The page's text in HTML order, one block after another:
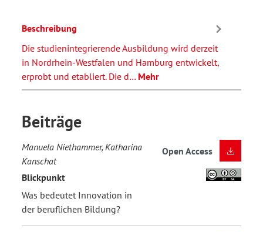
Beschreibung
Die studienintegrierende Ausbildung wird derzeit
in Nordrhein-Westfalen und Hamburg entwickelt,
erprobt und etabliert. Die d… Mehr
Beiträge
Manuela Niethammer, Katharina
Kanschat
Blickpunkt
Was bedeutet Innovation in
der beruflichen Bildung?
Open Access